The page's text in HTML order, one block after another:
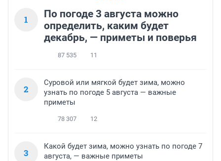
1
По погоде 3 августа можно
определить, каким будет
декабрь, — приметы и поверья
87 535 11
2
Суровой или мягкой будет зима, можно
узнать по погоде 5 августа — важные
приметы
78 307 12
3
Какой будет зима, можно узнать по погоде 7
августа, — важные приметы